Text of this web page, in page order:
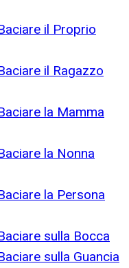
il Proprio
il Ragazzo
la Mamma
la Nonna
la Persona
sulla Bocca
sulla Guancia